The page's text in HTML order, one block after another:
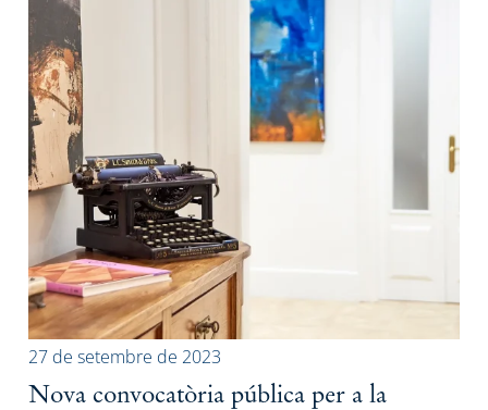
27 de setembre de 2023
Nova convocatòria pública per a la